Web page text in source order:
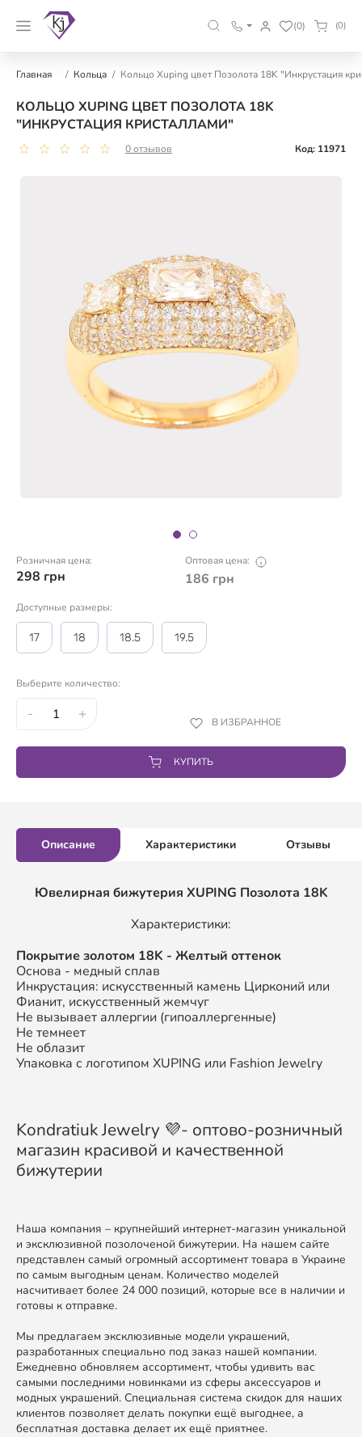
(0) (0)
Главная Кольца Кольцо Xuping цвет Позолота 18K "Инкрустация
КОЛЬЦО XUPING ЦВЕТ ПОЗОЛОТА 18K
"ИНКРУСТАЦИЯ КРИСТАЛЛАМИ"
0 отзывов Код: 11971
Розничная цена:
298 грн
Оптовая цена:
186 грн
Доступные размеры:
17 18 18.5 19.5
Выберите количество:
- + В ИЗБРАННОЕ
КУПИТЬ
Описание Характеристики Отзывы
Ювелирная бижутерия XUPING Позолота 18K
Характеристики:
Покрытие золотом 18K - Желтый оттенок
Основа - медный сплав
Инкрустация: искусственный камень Цирконий или
Фианит, искусственный жемчуг
Не вызывает аллергии (гипоаллергенные)
Не темнеет
Не облазит
Упаковка с логотипом XUPING или Fashion Jewelry
Kondratiuk Jewelry 💜- оптово-розничный
магазин красивой и качественной
бижутерии
Наша компания – крупнейший интернет-магазин уникальной
и эксклюзивной позолоченой бижутерии. На нашем сайте
представлен самый огромный ассортимент товара в Украине
по самым выгодным ценам. Количество моделей
насчитивает более 24 000 позиций, которые все в наличии и
готовы к отправке.
Мы предлагаем эксклюзивные модели украшений,
разработанных специально под заказ нашей компании.
Ежедневно обновляем ассортимент, чтобы удивить вас
самыми последними новинками из сферы аксессуаров и
модных украшений. Специальная система скидок для наших
клиентов позволяет делать покупки ещё выгоднее, а
бесплатная доставка делает их ещё приятнее.